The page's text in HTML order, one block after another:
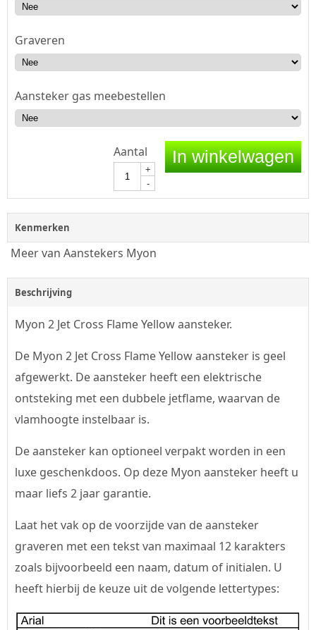
Graveren
Aansteker gas meebestellen
Aantal
+
-
In winkelwagen
Kenmerken
Meer van Aanstekers Myon
Beschrijving
Myon 2 Jet Cross Flame Yellow aansteker.
De Myon 2 Jet Cross Flame Yellow aansteker is geel
afgewerkt. De aansteker heeft een elektrische
ontsteking met een dubbele jetflame, waarvan de
vlamhoogte instelbaar is.
De aansteker kan optioneel verpakt worden in een
luxe geschenkdoos. Op deze Myon aansteker heeft u
maar liefs 2 jaar garantie.
Laat het vak op de voorzijde van de aansteker
graveren met een tekst van maximaal 12 karakters
zoals bijvoorbeeld een naam, datum of initialen. U
heeft hierbij de keuze uit de volgende lettertypes: